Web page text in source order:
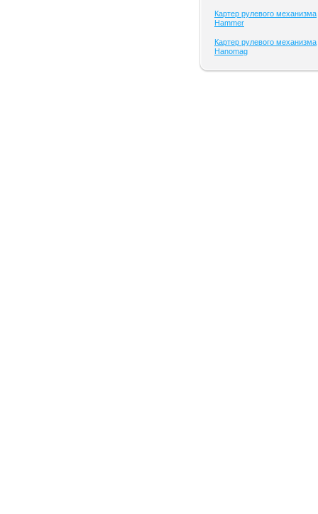
Картер рулевого механизма
Hammer
Картер рулевого механизма
Hanomag